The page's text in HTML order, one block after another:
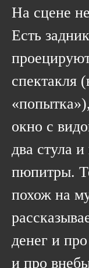
На сцене
Есть
спектакля
окно с
два стула
пюпитры.
похож на
денег и
и про